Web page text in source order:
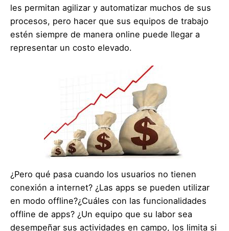
les permitan agilizar y automatizar muchos de sus
procesos, pero hacer que sus equipos de trabajo
estén siempre de manera online puede llegar a
representar un costo elevado.
¿Pero qué pasa cuando los usuarios no tienen
conexión a internet? ¿Las apps se pueden utilizar
en modo offline?¿Cuáles con las funcionalidades
offline de apps? ¿Un equipo que su labor sea
desempeñar sus actividades en campo, los limita si